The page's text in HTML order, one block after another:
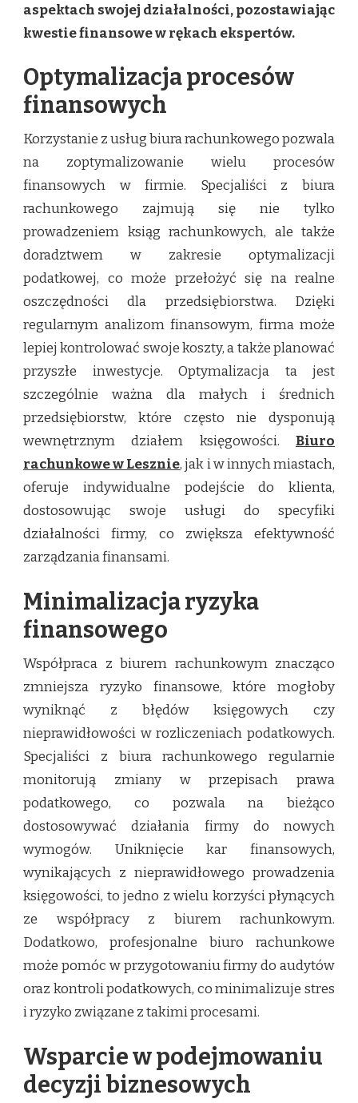
aspektach swojej działalności, pozostawiając
kwestie finansowe w rękach ekspertów.
Optymalizacja procesów
finansowych
Korzystanie z usług biura rachunkowego pozwala
na zoptymalizowanie wielu procesów
finansowych w firmie. Specjaliści z biura
rachunkowego zajmują się nie tylko
prowadzeniem ksiąg rachunkowych, ale także
doradztwem w zakresie optymalizacji
podatkowej, co może przełożyć się na realne
oszczędności dla przedsiębiorstwa. Dzięki
regularnym analizom finansowym, firma może
lepiej kontrolować swoje koszty, a także planować
przyszłe inwestycje. Optymalizacja ta jest
szczególnie ważna dla małych i średnich
przedsiębiorstw, które często nie dysponują
wewnętrznym działem księgowości.
Biuro
rachunkowe w Lesznie, jak i w innych miastach,
oferuje indywidualne podejście do klienta,
dostosowując swoje usługi do specyfiki
działalności firmy, co zwiększa efektywność
zarządzania finansami.
Minimalizacja ryzyka
finansowego
Współpraca z biurem rachunkowym znacząco
zmniejsza ryzyko finansowe, które mogłoby
wyniknąć z błędów księgowych czy
nieprawidłowości w rozliczeniach podatkowych.
Specjaliści z biura rachunkowego regularnie
monitorują zmiany w przepisach prawa
podatkowego, co pozwala na bieżąco
dostosowywać działania firmy do nowych
wymogów. Uniknięcie kar finansowych,
wynikających z nieprawidłowego prowadzenia
księgowości, to jedno z wielu korzyści płynących
ze współpracy z biurem rachunkowym.
Dodatkowo, profesjonalne biuro rachunkowe
może pomóc w przygotowaniu firmy do audytów
oraz kontroli podatkowych, co minimalizuje stres
i ryzyko związane z takimi procesami.
Wsparcie w podejmowaniu
decyzji biznesowych